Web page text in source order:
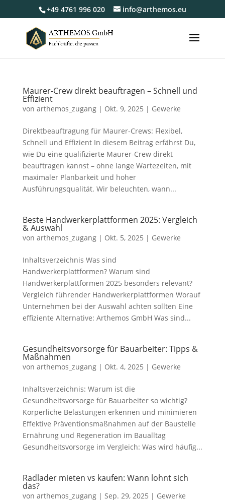
+49 4761 996 020 info@arthemos.eu
Maurer-Crew direkt beauftragen – Schnell und
Effizient
von arthemos_zugang| Okt. 9, 2025 | Gewerke
Direktbeauftragung für Maurer-Crews: Flexibel,
Schnell und Effizient In diesem Beitrag erfährst Du,
wie Du eine qualifizierte Maurer-Crew direkt
beauftragen kannst – ohne lange Wartezeiten, mit
maximaler Planbarkeit und hoher
Ausführungsqualität. Wir beleuchten, wann...
Beste Handwerkerplattformen 2025: Vergleich
& Auswahl
von arthemos_zugang| Okt. 5, 2025 | Gewerke
Inhaltsverzeichnis Was sind
Handwerkerplattformen? Warum sind
Handwerkerplattformen 2025 besonders relevant?
Vergleich führender Handwerkerplattformen Worauf
Unternehmen bei der Auswahl achten sollten Eine
effiziente Alternative: Arthemos GmbH Was sind...
Gesundheitsvorsorge für Bauarbeiter: Tipps &
Maßnahmen
von arthemos_zugang| Okt. 4, 2025 | Gewerke
Inhaltsverzeichnis: Warum ist die
Gesundheitsvorsorge für Bauarbeiter so wichtig?
Körperliche Belastungen erkennen und minimieren
Effektive Präventionsmaßnahmen auf der Baustelle
Ernährung und Regeneration im Baualltag
Gesundheitsvorsorge im Vergleich: Was wird häufig...
Radlader mieten vs kaufen: Wann lohnt sich
das?
von arthemos_zugang| Sep. 29, 2025 | Gewerke